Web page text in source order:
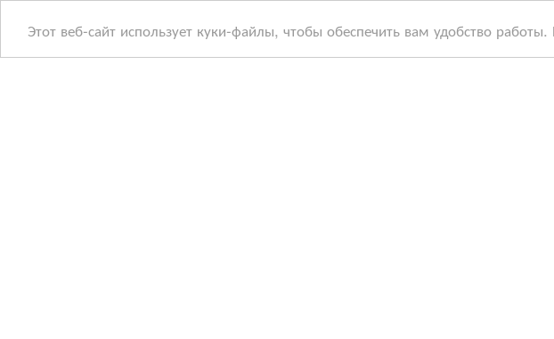
Этот веб-сайт использует куки-файлы, чтобы обеспечить вам удобство